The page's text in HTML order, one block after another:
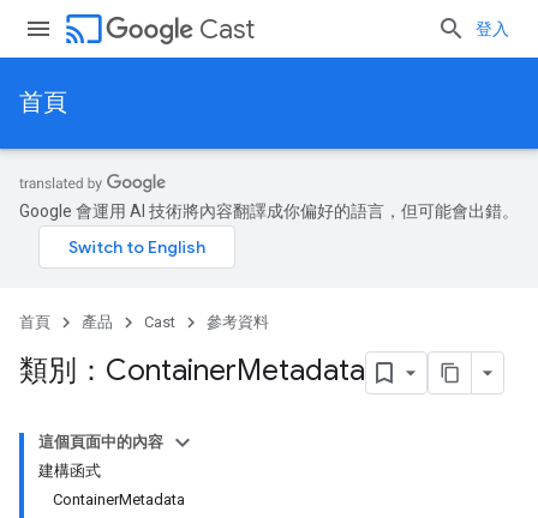
cast Cast 登入
首頁
Google 會運用 AI 技術將內容翻譯成你偏好的語言，但可能會出錯。
首頁 產品 Cast 參考資料
類別：ContainerMetadata
這個頁面中的內容
建構函式
ContainerMetadata